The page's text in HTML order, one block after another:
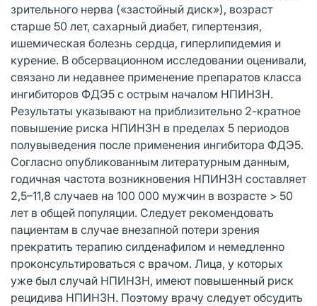
зрительного нерва («застойный диск»), возраст
старше 50 лет, сахарный диабет, гипертензия,
ишемическая болезнь сердца, гиперлипидемия и
курение. В обсервационном исследовании оценивали,
связано ли недавнее применение препаратов класса
ингибиторов ФДЭ5 с острым началом НПИНЗН.
Результаты указывают на приблизительно 2-кратное
повышение риска НПИНЗН в пределах 5 периодов
полувыведения после применения ингибитора ФДЭ5.
Согласно опубликованным литературным данным,
годичная частота возникновения НПИНЗН составляет
2,5–11,8 случаев на 100 000 мужчин в возрасте > 50
лет в общей популяции. Следует рекомендовать
пациентам в случае внезапной потери зрения
прекратить терапию силденафилом и немедленно
проконсультироваться с врачом. Лица, у которых
уже был случай НПИНЗН, имеют повышенный риск
рецидива НПИНЗН. Поэтому врачу следует обсудить